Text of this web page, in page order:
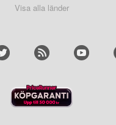
Visa alla länder